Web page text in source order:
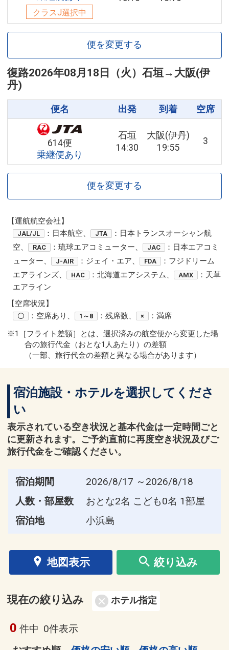
クラスJ選択中
便を変更する
復路2026年08月18日（火） 石垣→ 大阪(伊
丹)
便名 出発 到着 空席
614便
乗継便あり
石垣
14:30
大阪(伊丹)
19:55
3
便を変更する
【運航航空会社】
JAL/JL ：日本航空、 JTA
：日本トランスオーシャン航
空、
RAC ：琉球エアコミューター、 JAC
：日本エアコミ
ューター、
J-AIR ：ジェイ・エア、 FDA
：フジドリーム
エアラインズ、
HAC ：北海道エアシステム、 AMX
：天草
エアライン
【空席状況】
〇 ：空席あり、 1～8 ：残席数、 ×
：満席
※1［フライト差額］とは、選択済みの航空便から変更した場
合の旅行代金（おとな1人あたり）の差額
（一部、旅行代金の差額と異なる場合があります）
宿泊施設・ホテルを選択してくださ
い
表示されている空き状況と基本代金は一定時間ごと
に更新されます。ご予約直前に再度空き状況及びご
旅行代金をご確認ください。
宿泊期間
2026/8/17 ～2026/8/18
人数・部屋数
おとな2名 こども0名 1部屋
宿泊地
小浜島
地図表示 絞り込み
現在の絞り込み ホテル指定
0 件中 0件表示